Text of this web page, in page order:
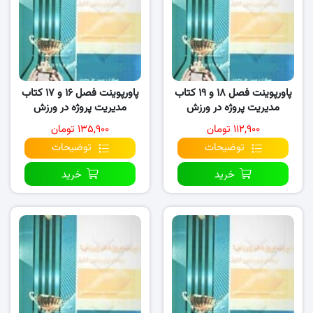
پاورپوینت فصل ۱۸ و ۱۹ کتاب
مدیریت پروژه در ورزش
۱۱۲,۹۰۰ تومان
توضیحات
خرید
پاورپوینت فصل ۱۶ و ۱۷ کتاب
مدیریت پروژه در ورزش
۱۳۵,۹۰۰ تومان
توضیحات
خرید